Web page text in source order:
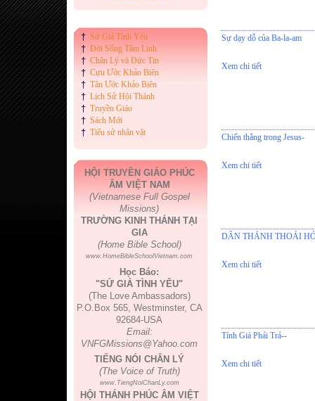
† Sứ Giả Tình Yêu
† Đời Sống Tâm Linh
† Chân Lý và Đức Tin
† Cựu Ước Khảo Biên
† Tân Ước Khảo Biên
† Lịch Sử Hội Thánh
† Truyền Giáo
† Sách Mới
† Tiểu sử nhân vật
HỘI TRUYỀN GIÁO PHÚC
ÂM VIỆT NAM
(Vietnamese Full Gospel
Missions)
TRƯỜNG KINH THÁNH TẠI
GIA
(Home Bible School)
www.HomeBibleSchoolVietnam.com
Học Báo:
"SỨ GIẢ TÌNH YÊU"
(The Love Ambassadors)
P.O.Box 565, Westminster, CA
92684-USA
Email:
VNFGMissions@Yahoo.com
TIẾNG NÓI CHÂN LÝ
(The Voice of Truth)
www.TiengNoiChanLy.com
HỘI THÁNH PHÚC ÂM VIỆT
Sự dạy dỗ của Ba-la-am
Xem chi tiết
Chiến thắng trong Jesus-
Xem chi tiết
DÂN THÁNH THOÁI
Xem chi tiết
Tính Giá Phải Trả--
Xem chi tiết